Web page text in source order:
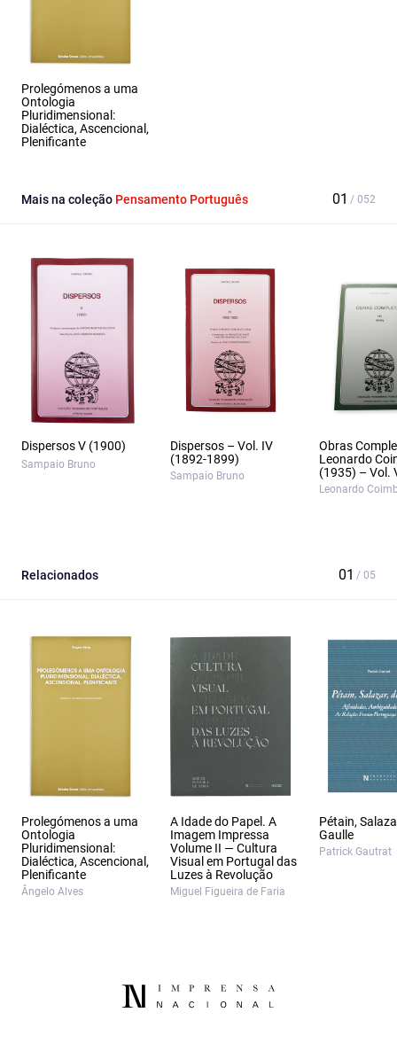
Prolegómenos a uma
Ontologia
Pluridimensional:
Dialéctica, Ascencional,
Plenificante
Mais na coleção Pensamento Português
Dispersos V (1900)
Sampaio Bruno
Dispersos – Vol. IV
(1892-1899)
Sampaio Bruno
Obras
Leonardo
(1935) – Vol.
Leonardo
Relacionados
Prolegómenos a uma
Ontologia
Pluridimensional:
Dialéctica, Ascencional,
Plenificante
Ângelo Alves
A Idade do Papel. A
Imagem Impressa
Volume II — Cultura
Visual em Portugal das
Luzes à Revolução
Miguel Figueira de Faria
Pétain,
Gaulle
Patrick Gautrat